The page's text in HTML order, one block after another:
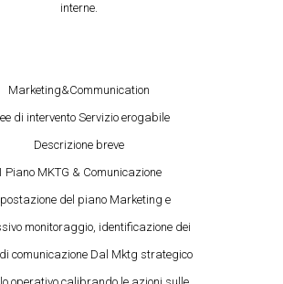
interne.
Marketing&Communication
di intervento Servizio erogabile
Descrizione breve
Piano MKTG & Comunicazione
del piano Marketing e
monitoraggio, identificazione dei
comunicazione Dal Mktg strategico